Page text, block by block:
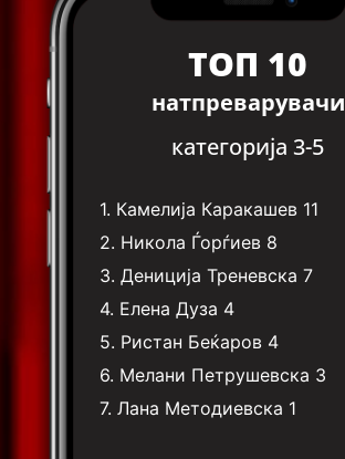
ТОП 10
натпреварувачи
категорија 3-5
1. Камелија Каракашев 11
2. Никола Ѓорѓиев 8
3.Дениција Треневска 7
4. Елена Дуза 4
5. Ристан Беќаров 4
6. Мелани Петрушевска 3
7.Лана Методиевска 1